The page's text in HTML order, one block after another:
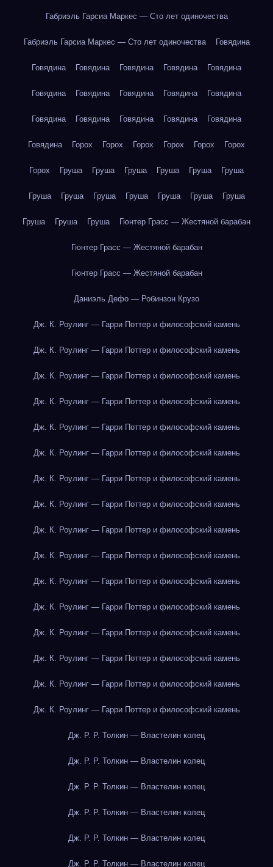
Габриэль Гарсиа Маркес — Сто лет одиночества
Габриэль Гарсиа Маркес — Сто лет одиночества Говядина
Говядина Говядина Говядина Говядина Говядина
Говядина Говядина Говядина Говядина Говядина
Говядина Говядина Говядина Говядина Говядина
Говядина Горох Горох Горох Горох Горох Горох
Горох Груша Груша Груша Груша Груша Груша
Груша Груша Груша Груша Груша Груша Груша
Груша Груша Груша Гюнтер Грасс — Жестяной барабан
Гюнтер Грасс — Жестяной барабан
Гюнтер Грасс — Жестяной барабан
Даниэль Дефо — Робинзон Крузо
Дж. К. Роулинг — Гарри Поттер и философский камень
Дж. К. Роулинг — Гарри Поттер и философский камень
Дж. К. Роулинг — Гарри Поттер и философский камень
Дж. К. Роулинг — Гарри Поттер и философский камень
Дж. К. Роулинг — Гарри Поттер и философский камень
Дж. К. Роулинг — Гарри Поттер и философский камень
Дж. К. Роулинг — Гарри Поттер и философский камень
Дж. К. Роулинг — Гарри Поттер и философский камень
Дж. К. Роулинг — Гарри Поттер и философский камень
Дж. К. Роулинг — Гарри Поттер и философский камень
Дж. К. Роулинг — Гарри Поттер и философский камень
Дж. К. Роулинг — Гарри Поттер и философский камень
Дж. К. Роулинг — Гарри Поттер и философский камень
Дж. К. Роулинг — Гарри Поттер и философский камень
Дж. К. Роулинг — Гарри Поттер и философский камень
Дж. К. Роулинг — Гарри Поттер и философский камень
Дж. Р. Р. Толкин — Властелин колец
Дж. Р. Р. Толкин — Властелин колец
Дж. Р. Р. Толкин — Властелин колец
Дж. Р. Р. Толкин — Властелин колец
Дж. Р. Р. Толкин — Властелин колец
Дж. Р. Р. Толкин — Властелин колец